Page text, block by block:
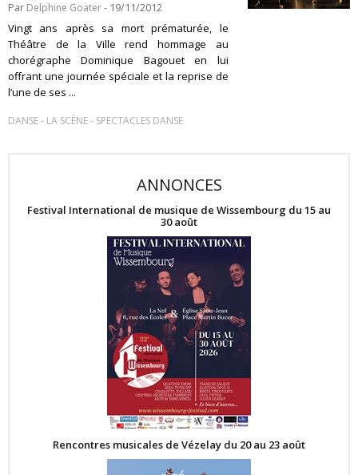
Par Delphine Goater- 19/11/2012
Vingt ans après sa mort prématurée, le
Théâtre de la Ville rend hommage au
chorégraphe Dominique Bagouet en lui
offrant une journée spéciale et la reprise de
l’une de ses ...
DANSE- LA SCÈNE- SPECTACLES DANSE
ANNONCES
Festival International de musique de Wissembourg du 15 au
30 août
Rencontres musicales de Vézelay du 20 au 23 août